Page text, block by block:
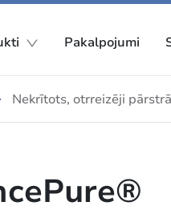
Pakalpojumi
Nekrītots, otrreizēji